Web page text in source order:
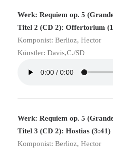
Werk: Requiem op. 5
Titel 2 (CD 2): Offertorium
Komponist: Berlioz, Hector
Künstler: Davis,C./SD
Werk: Requiem op. 5
Titel 3 (CD 2): Hostias (3:41)
Komponist: Berlioz, Hector